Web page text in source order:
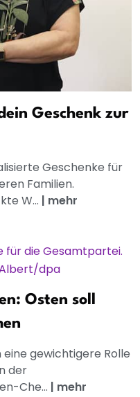
Geschenk zur
Geschenke für
Familien.
W... | mehr
Osten soll
gewichtigere Rolle
der
Che... | mehr